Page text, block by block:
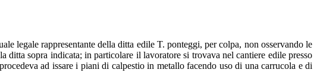
legale rappresentante della ditta edile T. ponteggi, per colpa, non osservando le
sopra indicata; in particolare il lavoratore si trovava nel cantiere edile presso
ad issare i piani di calpestio in metallo facendo uso di una carrucola e di